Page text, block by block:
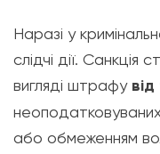
Наразі у
слідчі дії.
вигляді штрафу
або обмеженням